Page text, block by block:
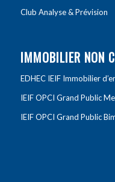
Club Analyse & Prévision
IMMOBILIER NON
EDHEC IEIF Immobilier
IEIF OPCI Grand Public
IEIF OPCI Grand Public